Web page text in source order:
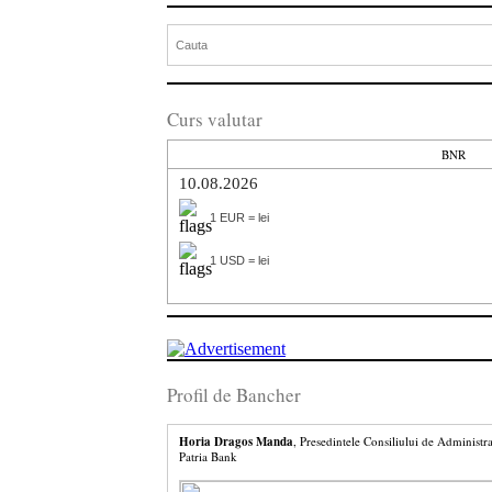
Curs valutar
BNR
10.08.2026
1 EUR = lei
1 USD = lei
Profil de Bancher
Horia Dragos Manda, Presedintele Consiliului de
Patria Bank